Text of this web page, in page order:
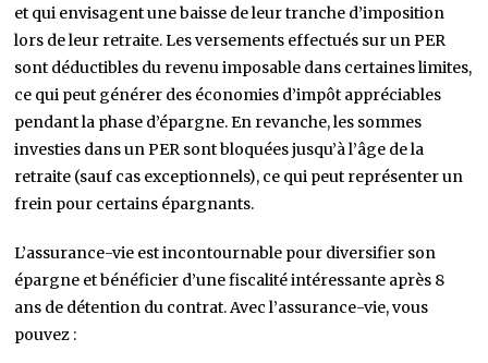
et qui envisagent une baisse de leur tranche d’imposition
lors de leur retraite. Les versements effectués sur un PER
sont déductibles du revenu imposable dans certaines limites,
ce qui peut générer des économies d’impôt appréciables
pendant la phase d’épargne. En revanche, les sommes
investies dans un PER sont bloquées jusqu’à l’âge de la
retraite (sauf cas exceptionnels), ce qui peut représenter un
frein pour certains épargnants.
L’assurance-vie est incontournable pour diversifier son
épargne et bénéficier d’une fiscalité intéressante après 8
ans de détention du contrat. Avec l’assurance-vie, vous
pouvez :